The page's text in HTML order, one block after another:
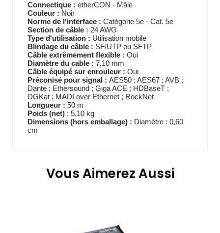
Connectique : etherCON - Mâle
Couleur : Noir
Norme de l'interface : Catégorie 5e - Cat. 5e
Section de câble : 24 AWG
Type d'utilisation : Utilisation mobile
Blindage du câble : SF/UTP ou SFTP
Câble extrêmement flexible : Oui
Diamètre du cable : 7,10 mm
Câble équipé sur enrouleur : Oui
Préconisé pour signal : AES50 ; AES67 ; AVB ;
Dante ; Ethersound ; Giga ACE ; HDBaseT ;
DGKat ; MADI over Ethernet ; RockNet
Longueur : 50 m
Poids (net) : 5,10 kg
Dimensions (hors emballage) : Diamètre : 0,60
cm
Vous Aimerez Aussi